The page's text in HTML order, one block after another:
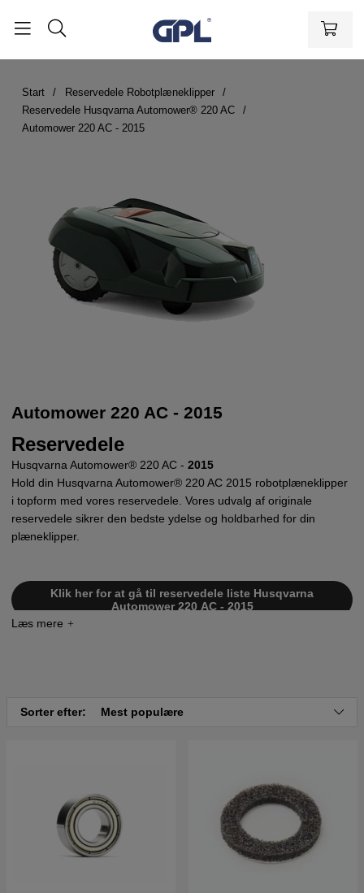
Start
Reservedele Robotplæneklipper
Reservedele Husqvarna Automower® 220 AC
Automower 220 AC - 2015
Automower 220 AC - 2015
Reservedele
Husqvarna Automower® 220 AC - 2015
Hold din Husqvarna Automower® 220 AC 2015 robotplæneklipper
i topform med vores reservedele. Vores udvalg af originale
reservedele sikrer den bedste ydelse og holdbarhed for din
plæneklipper.
Klik her for at gå til reservedele liste Husqvarna
Automower 220 AC - 2015
Sorter efter: Mest populære